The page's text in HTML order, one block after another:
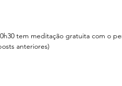
tem meditação gratuita com o
anteriores)